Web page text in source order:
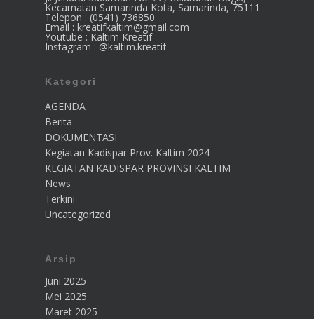
Kecamatan Samarinda Kota, Samarinda, 75111
Telepon : (0541) 736850
Email : kreatifkaltim@gmail.com
Youtube : Kaltim Kreatif
Instagram : @kaltim.kreatif
Kategori
AGENDA
Berita
DOKUMENTASI
Kegiatan Kadispar Prov. Kaltim 2024
KEGIATAN KADISPAR PROVINSI KALTIM
News
Terkini
Uncategorized
Arsip
Juni 2025
Mei 2025
Maret 2025